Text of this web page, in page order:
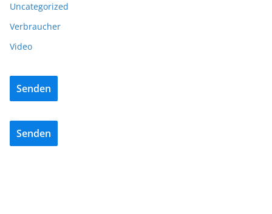
Uncategorized
Verbraucher
Video
Senden
Senden